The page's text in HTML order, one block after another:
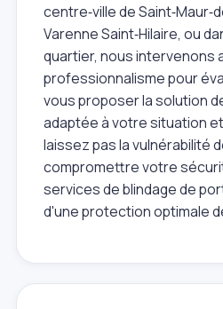
centre‑ville de
Varenne Saint‑Hilaire, ou
quartier, nous intervenons
professionnalisme pour
vous proposer la solution
adaptée à votre situation
laissez pas la vulnérabilité
compromettre votre
services de blindage de
d'une protection optimale